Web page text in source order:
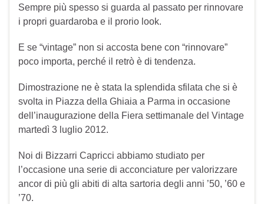
Sempre più spesso si guarda al passato per rinnovare
i propri guardaroba e il prorio look.
E se “vintage” non si accosta bene con “rinnovare”
poco importa, perché il retrò è di tendenza.
Dimostrazione ne è stata la splendida sfilata che si è
svolta in Piazza della Ghiaia a Parma in occasione
dell’inaugurazione della Fiera settimanale del Vintage
martedì 3 luglio 2012.
Noi di Bizzarri Capricci abbiamo studiato per
l’occasione una serie di acconciature per valorizzare
ancor di più gli abiti di alta sartoria degli anni ’50, ’60 e
’70.